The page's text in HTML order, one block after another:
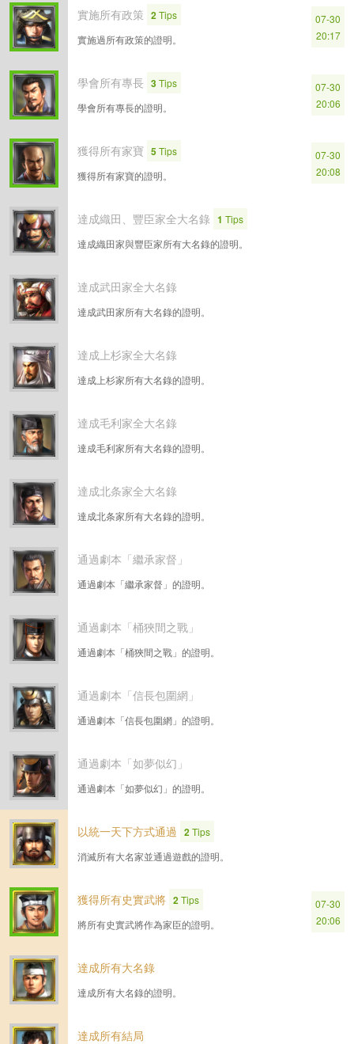
實施所有政策 2Tips
實施過所有政策的證明。
07-30
20:17
學會所有專長 3Tips
學會所有專長的證明。
07-30
20:06
獲得所有家寶 5Tips
獲得所有家寶的證明。
07-30
20:08
達成織田、豐臣家全大名錄 1 Tips
達成織田家與豐臣家所有大名錄的證明。
達成武田家全大名錄
達成武田家所有大名錄的證明。
達成上杉家全大名錄
達成上杉家所有大名錄的證明。
達成毛利家全大名錄
達成毛利家所有大名錄的證明。
達成北条家全大名錄
達成北条家所有大名錄的證明。
通過劇本「繼承家督」
通過劇本「繼承家督」的證明。
通過劇本「桶狹間之戰」
通過劇本「桶狹間之戰」的證明。
通過劇本「信長包圍網」
通過劇本「信長包圍網」的證明。
通過劇本「如夢似幻」
通過劇本「如夢似幻」的證明。
以統一天下方式通過 2Tips
消滅所有大名家並通過遊戲的證明。
獲得所有史實武將 2Tips
將所有史實武將作為家臣的證明。
07-30
20:06
達成所有大名錄
達成所有大名錄的證明。
達成所有結局